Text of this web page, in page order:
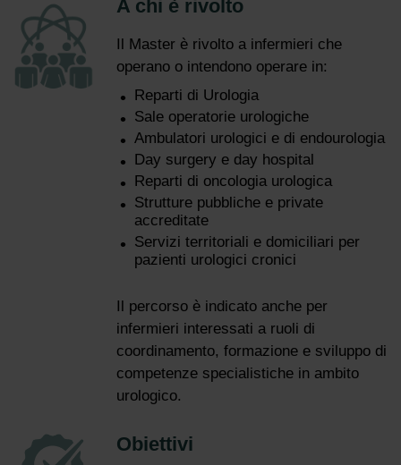
A chi è rivolto
Il Master è rivolto a infermieri che
operano o intendono operare in:
Reparti di Urologia
Sale operatorie urologiche
Ambulatori urologici e di endourologia
Day surgery e day hospital
Reparti di oncologia urologica
Strutture pubbliche e private
accreditate
Servizi territoriali e domiciliari per
pazienti urologici cronici
Il percorso è indicato anche per
infermieri interessati a ruoli di
coordinamento, formazione e sviluppo di
competenze specialistiche in ambito
urologico.
Obiettivi